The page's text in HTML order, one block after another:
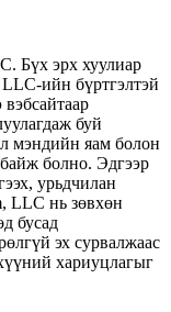
Бүх эрх хуулиар
ийн бүртгэлтэй
буй
мэндийн яам болон
байж болно. Эдгээр
урьдчилан
LLC нь зөвхөн
бусад
эх сурвалжаас
хариуцлагыг